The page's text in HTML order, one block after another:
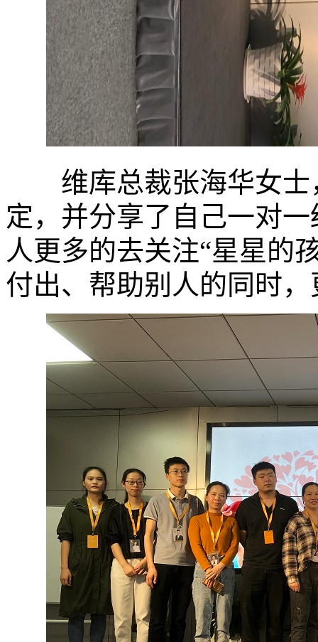
维库总裁张海华女士
定，并分享了自己一对
人更多的去关注“星星的
付出、帮助别人的同时